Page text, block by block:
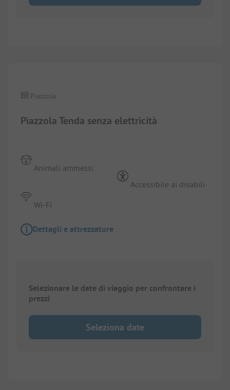
Piazzola Tenda senza elettricità
Piazzola
Animali ammessi
Wi-Fi
Accessibile ai disabili
Dettagli e attrezzature
Selezionare le date di viaggio per confrontare i
prezzi
Seleziona date